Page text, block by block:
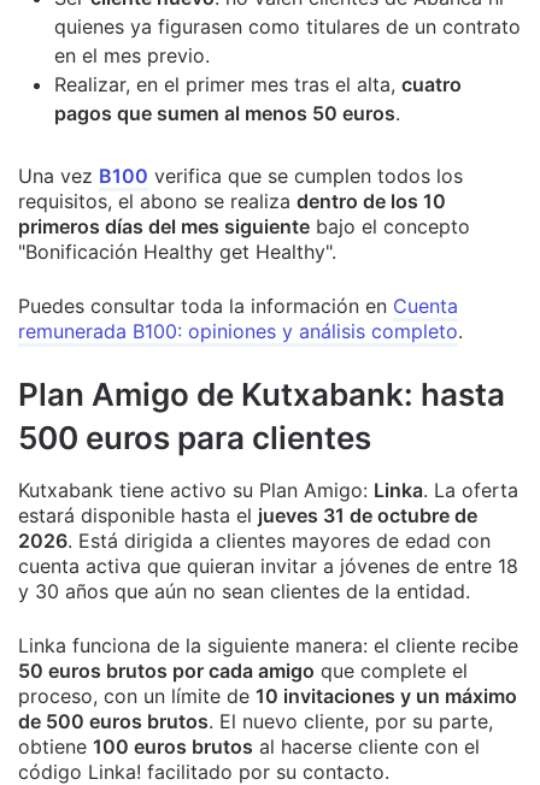
quienes ya figurasen como titulares de un contrato
en el mes previo.
Realizar, en el primer mes tras el alta, cuatro
pagos que sumen al menos 50 euros.
Una vez B100 verifica que se cumplen todos los
requisitos, el abono se realiza dentro de los 10
primeros días del mes siguiente bajo el concepto
"Bonificación Healthy get Healthy".
Puedes consultar toda la información en Cuenta
remunerada B100: opiniones y análisis completo.
Plan Amigo de Kutxabank: hasta
500 euros para clientes
Kutxabank tiene activo su Plan Amigo: Linka. La oferta
estará disponible hasta el jueves 31 de octubre de
2026. Está dirigida a clientes mayores de edad con
cuenta activa que quieran invitar a jóvenes de entre 18
y 30 años que aún no sean clientes de la entidad.
Linka funciona de la siguiente manera: el cliente recibe
50 euros brutos por cada amigo que complete el
proceso, con un límite de 10 invitaciones y un máximo
de 500 euros brutos. El nuevo cliente, por su parte,
obtiene 100 euros brutos al hacerse cliente con el
código Linka! facilitado por su contacto.